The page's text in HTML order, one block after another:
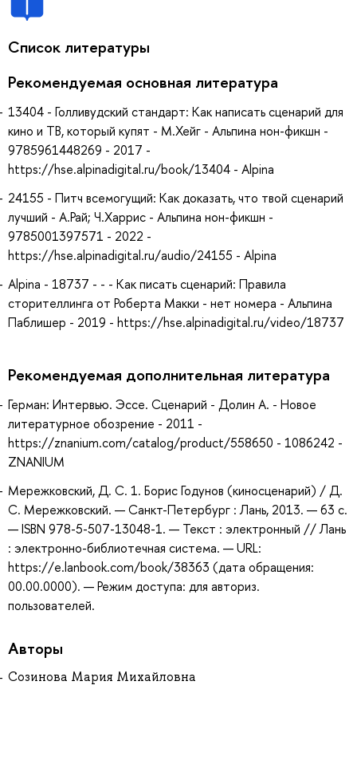
Список литературы
Рекомендуемая основная литература
13404 - Голливудский стандарт: Как написать сценарий для
кино и ТВ, который купят - М.Хейг - Альпина нон-фикшн -
9785961448269 - 2017 -
https://hse.alpinadigital.ru/book/13404 - Alpina
24155 - Питч всемогущий: Как доказать, что твой сценарий
лучший - А.Рай; Ч.Харрис - Альпина нон-фикшн -
9785001397571 - 2022 -
https://hse.alpinadigital.ru/audio/24155 - Alpina
Alpina - 18737 - - - Как писать сценарий: Правила
сторителлинга от Роберта Макки - нет номера - Альпина
Паблишер - 2019 - https://hse.alpinadigital.ru/video/18737
Рекомендуемая дополнительная литература
Герман: Интервью. Эссе. Сценарий - Долин А. - Новое
литературное обозрение - 2011 -
https://znanium.com/catalog/product/558650 - 1086242 -
ZNANIUM
Мережковский, Д. С. 1. Борис Годунов (киносценарий) / Д.
С. Мережковский. — Санкт-Петербург : Лань, 2013. — 63 с.
— ISBN 978-5-507-13048-1. — Текст : электронный // Лань
: электронно-библиотечная система. — URL:
https://e.lanbook.com/book/38363 (дата обращения:
00.00.0000). — Режим доступа: для авториз.
пользователей.
Авторы
Созинова Мария Михайловна